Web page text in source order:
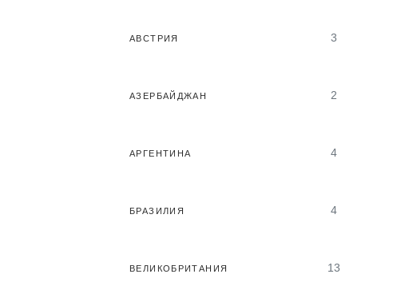
АВСТРИЯ 3
АЗЕРБАЙДЖАН 2
АРГЕНТИНА 4
БРАЗИЛИЯ 4
ВЕЛИКОБРИТАНИЯ 13